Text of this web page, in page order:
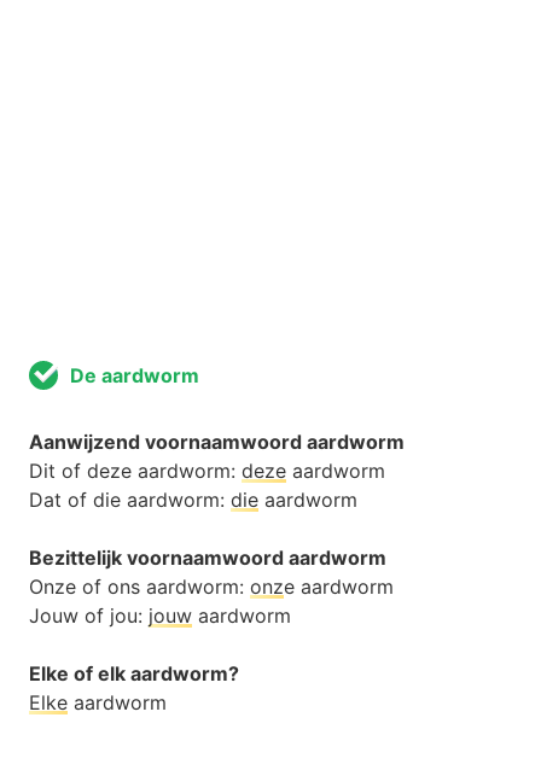
De aardworm
Aanwijzend voornaamwoord aardworm
Dit of deze aardworm: deze aardworm
Dat of die aardworm: die aardworm
Bezittelijk voornaamwoord aardworm
Onze of ons aardworm: onze aardworm
Jouw of jou: jouw aardworm
Elke of elk aardworm?
Elke aardworm